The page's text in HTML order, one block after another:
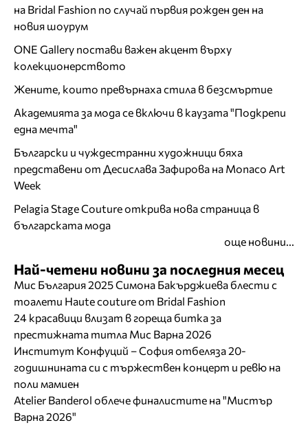
на Bridal Fashion по случай първия рожден ден на
новия шоурум
ONE Gallery постави важен акцент върху
колекционерството
Жените, които превърнаха стила в безсмъртие
Академията за мода се включи в каузата "Подкрепи
една мечта"
Български и чуждестранни художници бяха
представени от Десислава Зафирова на Monaco Art
Week
Pelagia Stage Couture открива нова страница в
българската мода
още новини...
Най-четени новини за последния месец
Мис България 2025 Симона Бакърджиева блести с
тоалети Haute couture от Bridal Fashion
24 красавици влизат в гореща битка за
престижната титла Мис Варна 2026
Институт Конфуций – София отбеляза 20-
годишнината си с тържествен концерт и ревю на
поли мамиен
Atelier Banderol облече финалистите на "Мистър
Варна 2026"